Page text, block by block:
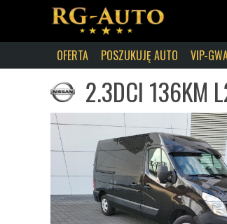
OFERTA POSZUKUJĘ AUTO VIP-
2.3DCI 136KM